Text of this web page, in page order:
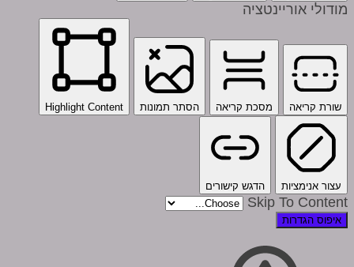
מודולי אוריינטציה
שורת קריאה מסכת קריאה הסתר תמונות Highlight Content
עצור אנימציות הדגש קישורים
Skip To Content
איפוס הגדרות